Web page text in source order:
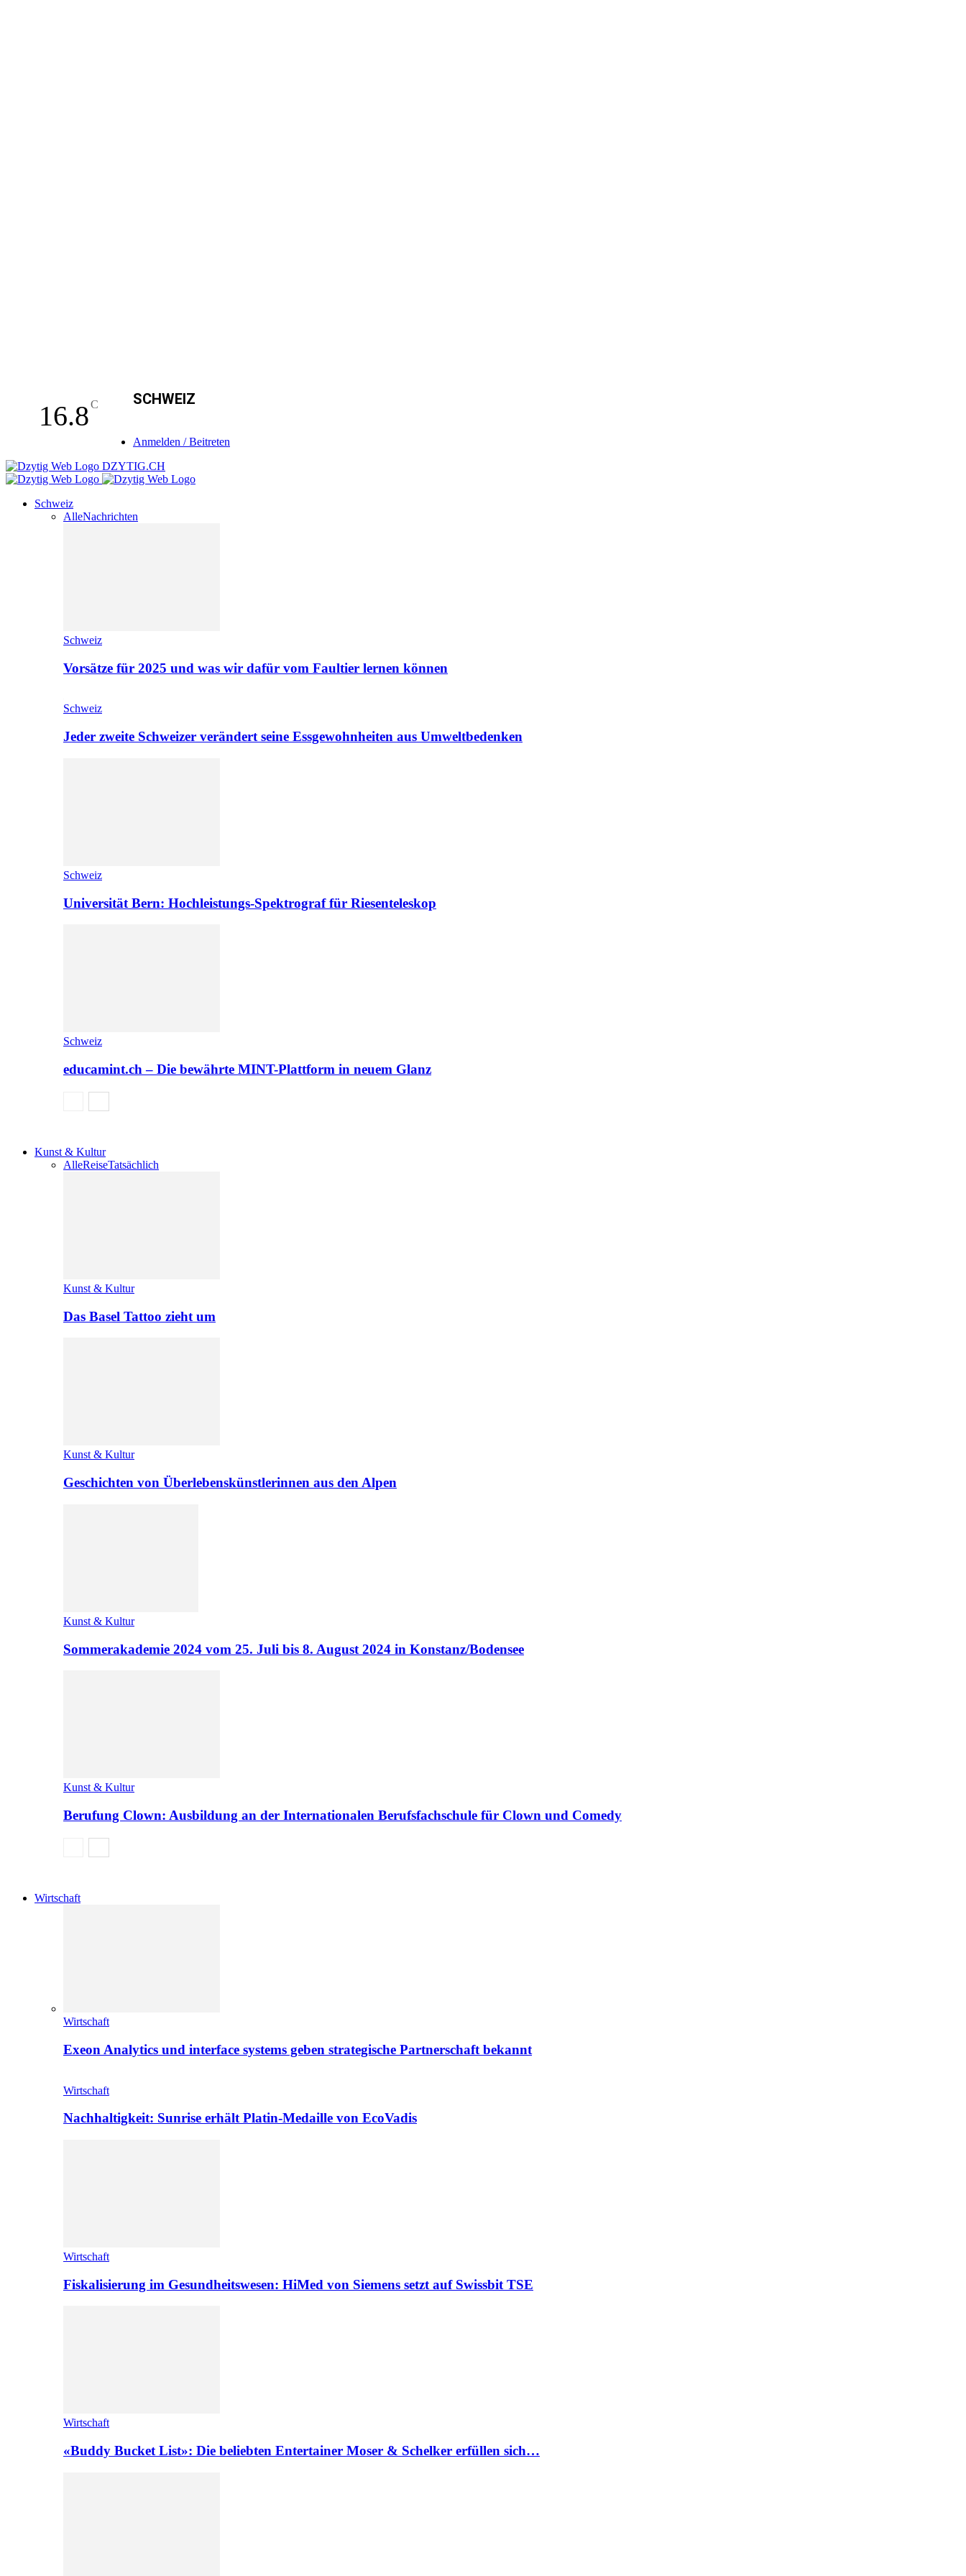
16.8C SCHWEIZ
Anmelden / Beitreten
DZYTIG.CH
Schweiz
AlleNachrichten
Schweiz
Vorsätze für 2025 und was wir dafür vom Faultier lernen können
Schweiz
Jeder zweite Schweizer verändert seine Essgewohnheiten aus Umweltbedenken
Schweiz
Universität Bern: Hochleistungs-Spektrograf für Riesenteleskop
Schweiz
educamint.ch – Die bewährte MINT-Plattform in neuem Glanz
Kunst & Kultur
AlleReiseTatsächlich
Kunst & Kultur
Das Basel Tattoo zieht um
Kunst & Kultur
Geschichten von Überlebenskünstlerinnen aus den Alpen
Kunst & Kultur
Sommerakademie 2024 vom 25. Juli bis 8. August 2024 in Konstanz/Bodensee
Kunst & Kultur
Berufung Clown: Ausbildung an der Internationalen Berufsfachschule für Clown und Comedy
Wirtschaft
Wirtschaft
Exeon Analytics und interface systems geben strategische Partnerschaft bekannt
Wirtschaft
Nachhaltigkeit: Sunrise erhält Platin-Medaille von EcoVadis
Wirtschaft
Fiskalisierung im Gesundheitswesen: HiMed von Siemens setzt auf Swissbit TSE
Wirtschaft
«Buddy Bucket List»: Die beliebten Entertainer Moser & Schelker erfüllen sich…